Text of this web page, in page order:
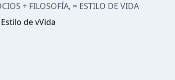
+ FILOSOFÍA, = ESTILO DE VIDA
de vVida